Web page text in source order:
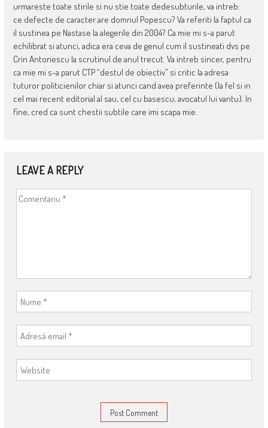
urmareste toate stirile si nu stie toate dedesubturile, va intreb:
ce defecte de caracter are domnul Popescu? Va referiti la faptul ca
il sustinea pe Nastase la alegerile din 2004? Ca mie mi s-a parut
echilibrat si atunci, adica era ceva de genul cum il sustineati dvs pe
Crin Antonescu la scrutinul de anul trecut. Va intreb sincer, pentru
ca mie mi s-a parut CTP “destul de obiectiv” si critic la adresa
tuturor politicienilor chiar si atunci cand avea preferinte (la fel si in
cel mai recent editorial al sau, cel cu basescu, avocatul lui vantu). In
fine, cred ca sunt chestii subtile care imi scapa mie.
LEAVE A REPLY